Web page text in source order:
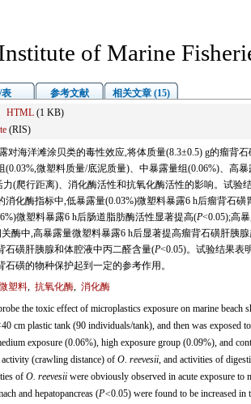
of Marine
表 参考文献
相关文章 (15)
HTML(1 KB)
(RIS)
对海洋滩涂贝类的毒性效应,将体质量(8.3±0.5) g的瘤背
(0.03%,微塑料质量/底泥质量)、中暴露量组(0.06%)、高
力(爬行距离)、消化酶活性和抗氧化酶活性的影响。试
消化酶指标中,低暴露量(0.03%)微塑料暴露6 h后瘤背石
微塑料暴露6 h后肠道脂肪酶活性显著提高(P<0.05);高
酶中,高暴露量微塑料暴露6 h后显著提高瘤背石磺肝胰
石磺肝胰腺和体腔液中丙二醛含量(P<0.05)。试验结果表
磺的物种保护起到一定的参考作用。
塑料, 抗氧化酶, 消化酶
the toxic effect of microplastics exposure on marine beach
cm plastic tank (90 individuals/tank), and then was exposed
exposure (0.06%), high exposure group (0.09%), and
(crawling distance) of O. reevesii, and activities of
of O. reevesiiwere obviously observed in acute exposure to
and hepatopancreas (P<0.05) were found to be increased